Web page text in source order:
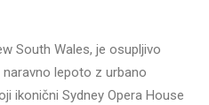
South Wales, je osupljivo
lepoto z urbano
ikonični Sydney Opera House